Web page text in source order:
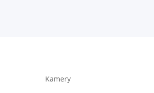
Kamery